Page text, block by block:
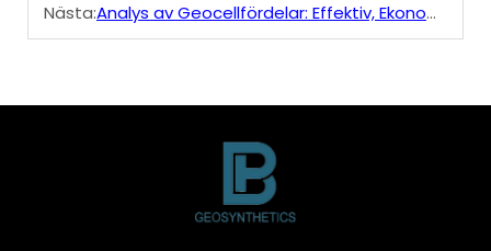
Nästa:Analys av Geocellfördelar: Effektiv, Ekonomisk och Miljövänlig Teknikval